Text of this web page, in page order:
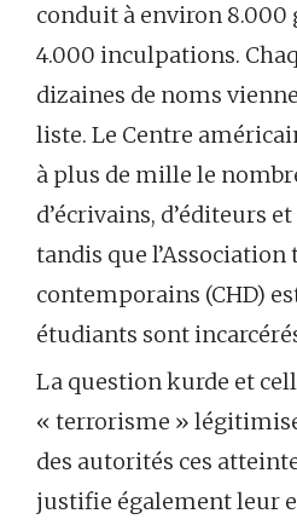
conduit à environ 8.000
4.000 inculpations.
dizaines de noms
liste. Le Centre
à plus de mille le
d’écrivains, d’éditeurs
tandis que l’Association
contemporains (CHD)
étudiants sont
La question kurde et
« terrorisme »
des autorités ces
justifie également leur